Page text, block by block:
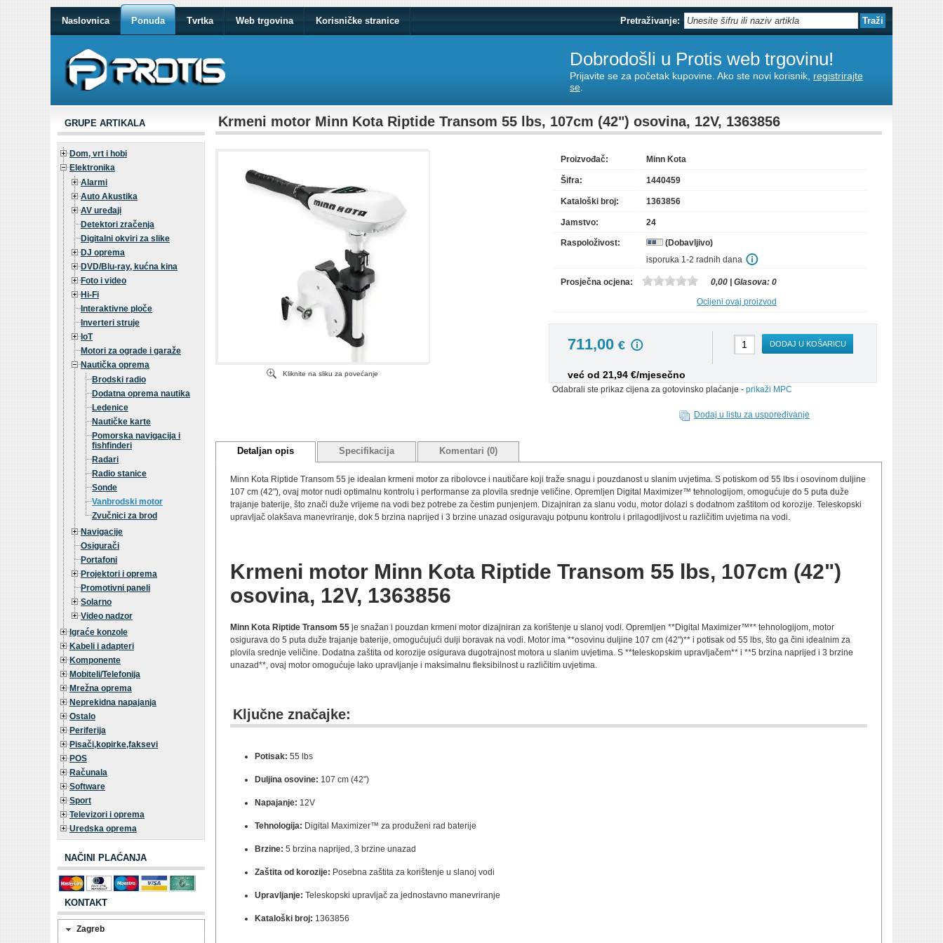
Naslovnica Ponuda Tvrtka Web trgovina Korisničke stranice Pretraživanje:
Dobrodošli u Protis web trgovinu!
Prijavite se za početak kupovine. Ako ste novi korisnik, registrirajte
se
GRUPE ARTIKALA
Dom, vrt i hobi
Elektronika
Alarmi
Auto Akustika
AV uređaji
Detektori zračenja
Digitalni okviri za slike
DJ oprema
DVD/Blu-ray, kućna kina
Foto i video
Hi-Fi
Interaktivne ploče
Inverteri struje
IoT
Motori za ograde i garaže
Nautička oprema
Brodski radio
Dodatna oprema nautika
Ledenice
Nautičke karte
Pomorska navigacija i
fishfinderi
Radari
Radio stanice
Sonde
Vanbrodski motor
Zvučnici za brod
Navigacije
Osigurači
Portafoni
Projektori i oprema
Promotivni paneli
Solarno
Video nadzor
Igraće konzole
Kabeli i adapteri
Komponente
Mobiteli/Telefonija
Mrežna oprema
Neprekidna napajanja
Ostalo
Periferija
Pisači,kopirke,faksevi
POS
Računala
Software
Sport
Televizori i oprema
Uredska oprema
NAČINI PLAĆANJA
KONTAKT
Zagreb
Krmeni motor Minn Kota Riptide Transom 55 lbs, 107cm (42") osovina, 12V, 1363856
Kliknite na sliku za povećanje
Proizvođač: Minn Kota
Šifra: 1440459
Kataloški broj: 1363856
Jamstvo: 24
Raspoloživost:
(Dobavljivo)
isporuka 1-2 radnih dana
Prosječna ocjena: 0,00 | Glasova: 0
Ocijeni ovaj proizvod
711,00 €
već od 21,94 €/mjesečno
DODAJ U KOŠARICU
Odabrali ste prikaz cijena za gotovinsko plaćanje - prikaži MPC
Dodaj u listu za uspoređivanje
Detaljan opis Specifikacija Komentari (0)
Minn Kota Riptide Transom 55 je idealan krmeni motor za ribolovce i nautičare koji traže snagu i pouzdanost u slanim uvjetima. S potiskom od 55 lbs i osovinom duljine
107 cm (42"), ovaj motor nudi optimalnu kontrolu i performanse za plovila srednje veličine. Opremljen Digital Maximizer™ tehnologijom, omogućuje do 5 puta duže
trajanje baterije, što znači duže vrijeme na vodi bez potrebe za čestim punjenjem. Dizajniran za slanu vodu, motor dolazi s dodatnom zaštitom od korozije. Teleskopski
upravljač olakšava manevriranje, dok 5 brzina naprijed i 3 brzine unazad osiguravaju potpunu kontrolu i prilagodljivost u različitim uvjetima na vodi.
Krmeni motor Minn Kota Riptide Transom 55 lbs, 107cm (42")
osovina, 12V, 1363856
Minn Kota Riptide Transom 55 je snažan i pouzdan krmeni motor dizajniran za korištenje u slanoj vodi. Opremljen **Digital Maximizer™** tehnologijom, motor
osigurava do 5 puta duže trajanje baterije, omogućujući dulji boravak na vodi. Motor ima **osovinu duljine 107 cm (42")** i potisak od 55 lbs, što ga čini idealnim za
plovila srednje veličine. Dodatna zaštita od korozije osigurava dugotrajnost motora u slanim uvjetima. S **teleskopskim upravljačem** i **5 brzina naprijed i 3 brzine
unazad**, ovaj motor omogućuje lako upravljanje i maksimalnu fleksibilnost u različitim uvjetima.
Ključne značajke:
Potisak: 55 lbs
Duljina osovine: 107 cm (42")
Napajanje: 12V
Tehnologija: Digital Maximizer™ za produženi rad baterije
Brzine: 5 brzina naprijed, 3 brzine unazad
Zaštita od korozije: Posebna zaštita za korištenje u slanoj vodi
Upravljanje: Teleskopski upravljač za jednostavno manevriranje
Kataloški broj: 1363856